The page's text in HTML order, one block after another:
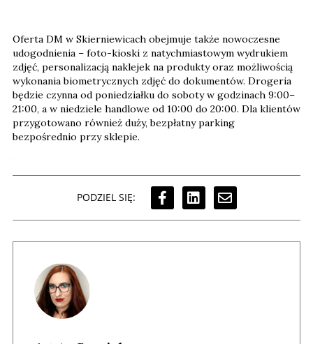
Oferta DM w Skierniewicach obejmuje także nowoczesne
udogodnienia – foto-kioski z natychmiastowym wydrukiem
zdjęć, personalizacją naklejek na produkty oraz możliwością
wykonania biometrycznych zdjęć do dokumentów. Drogeria
będzie czynna od poniedziałku do soboty w godzinach 9:00–
21:00, a w niedziele handlowe od 10:00 do 20:00. Dla klientów
przygotowano również duży, bezpłatny parking
bezpośrednio przy sklepie.
PODZIEL SIĘ: